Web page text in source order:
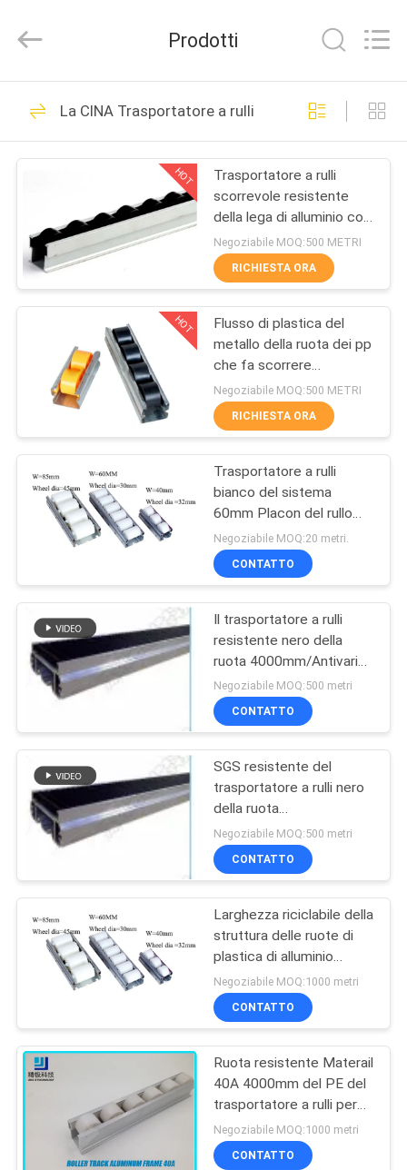
CASA.
PRODOTTI
NOI
ALLA
FABBRICA
CONTROLLO
DELLA
QUALITÀ
CHIEDI UN
PREVENTIVO
DEL
SITO
POLITICA
PRIVACY
Jingji
Technology
All
Reserved.
Connettori del tubo
del metallo
98
Giunti di tubo del
metallo
52
Raccordi per tubi di
Tubo della lega di
alluminio
116
Connettori del tubo
del cromo
53
Giunti di tubo di
plastica
20
Prodotti
La CINA Trasportatore a rulli
HOT
Trasportatore a rulli
scorrevole resistente
della lega di alluminio con
la ruota del nero di ESD
Negoziabile MOQ:500 METRI
RICHIESTA ORA
HOT
Flusso di plastica del
metallo della ruota dei pp
che fa scorrere
trasportatore a rulli
38mm 40mm 60mm
Negoziabile MOQ:500 METRI
RICHIESTA ORA
Trasportatore a rulli
bianco del sistema
60mm Placon del rullo
della pista della struttura
del ferro per il
trasportatore
Negoziabile MOQ:20 metri.
CONTATTO
Il trasportatore a rulli
resistente nero della
ruota 4000mm/Antivari
50A per il carrello FIFO
accantona lo SGS
Negoziabile MOQ:500 metri
CONTATTO
SGS resistente del
trasportatore a rulli nero
della ruota
4000mm/Antivari 50A
Negoziabile MOQ:500 metri
CONTATTO
Larghezza riciclabile della
struttura delle ruote di
plastica di alluminio
60mm della pista con i
rulli 60-A del PE
Negoziabile MOQ:1000 metri
CONTATTO
Ruota resistente Materail
40A 4000mm del PE del
trasportatore a rulli per
Antivari di lunghezza
standard
Negoziabile MOQ:1000 metri
CONTATTO